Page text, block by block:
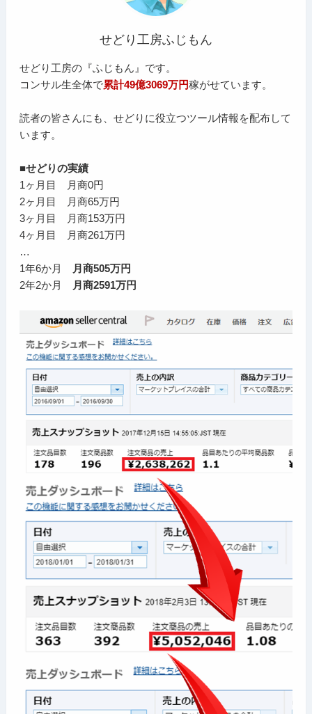
せどり工房ふじもん
せどり工房の『ふじもん』です。
コンサル生全体で累計49億3069万円稼がせています。
読者の皆さんにも、せどりに役立つツール情報を配布して
います。
■せどりの実績
1ヶ月目 月商0円
2ヶ月目 月商65万円
3ヶ月目 月商153万円
4ヶ月目 月商261万円
…
1年6か月
月商505万円
2年2か月
月商2591万円